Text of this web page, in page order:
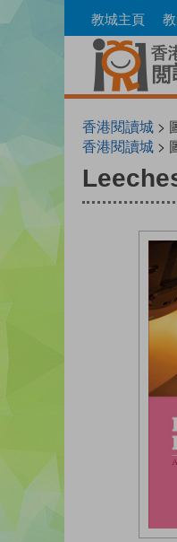
to
教城主頁
香港閱讀城 >
香港閱讀城 >